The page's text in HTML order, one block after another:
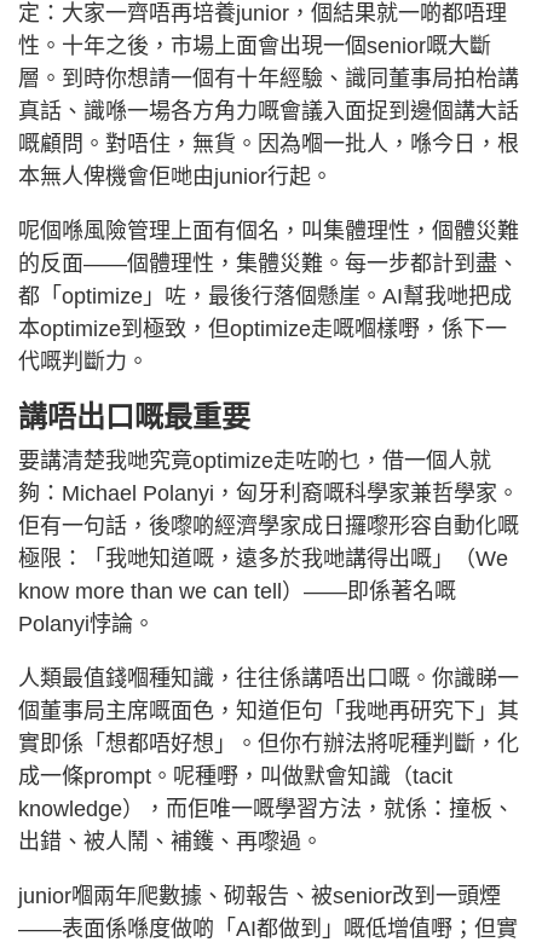
定：大家一齊唔再培養junior，個結果就一啲都唔理
性。十年之後，市場上面會出現一個senior嘅大斷
層。到時你想請一個有十年經驗、識同董事局拍枱講
真話、識喺一場各方角力嘅會議入面捉到邊個講大話
嘅顧問。對唔住，無貨。因為嗰一批人，喺今日，根
本無人俾機會佢哋由junior行起。
呢個喺風險管理上面有個名，叫集體理性，個體災難
的反面——個體理性，集體災難。每一步都計到盡、
都「optimize」咗，最後行落個懸崖。AI幫我哋把成
本optimize到極致，但optimize走嘅嗰樣嘢，係下一
代嘅判斷力。
講唔出口嘅最重要
要講清楚我哋究竟optimize走咗啲乜，借一個人就
夠：Michael Polanyi，匈牙利裔嘅科學家兼哲學家。
佢有一句話，後嚟啲經濟學家成日攞嚟形容自動化嘅
極限：「我哋知道嘅，遠多於我哋講得出嘅」（We
know more than we can tell）——即係著名嘅
Polanyi悖論。
人類最值錢嗰種知識，往往係講唔出口嘅。你識睇一
個董事局主席嘅面色，知道佢句「我哋再研究下」其
實即係「想都唔好想」。但你冇辦法將呢種判斷，化
成一條prompt。呢種嘢，叫做默會知識（tacit
knowledge），而佢唯一嘅學習方法，就係：撞板、
出錯、被人鬧、補鑊、再嚟過。
junior嗰兩年爬數據、砌報告、被senior改到一頭煙
——表面係喺度做啲「AI都做到」嘅低增值嘢；但實